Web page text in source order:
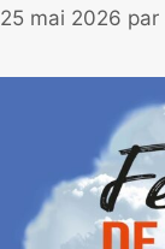
25 mai 2026 par